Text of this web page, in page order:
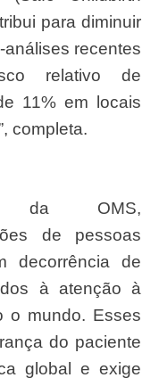
para diminuir
recentes
relativo de
11% em locais
completa.
de pessoas
decorrência de
à atenção à
o mundo. Esses
do paciente
global e exige